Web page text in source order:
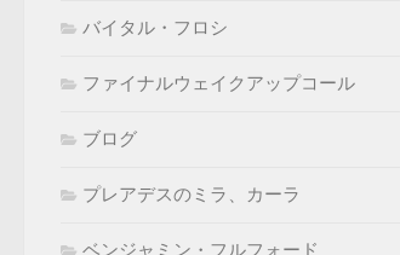
バイタル・フロシ
ファイナルウェイクアップコール
ブログ
プレアデスのミラ、カーラ
ベンジャミン・フルフォード